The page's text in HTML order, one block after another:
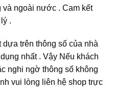
và ngoài nước . Cam kết
.
dựa trên thông số của nhà
nhất . Vậy Nếu khách
nghi ngờ thông số không
vui lòng liên hệ shop trực